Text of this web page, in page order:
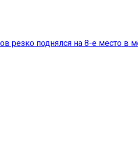
резко поднялся на 8-е место в